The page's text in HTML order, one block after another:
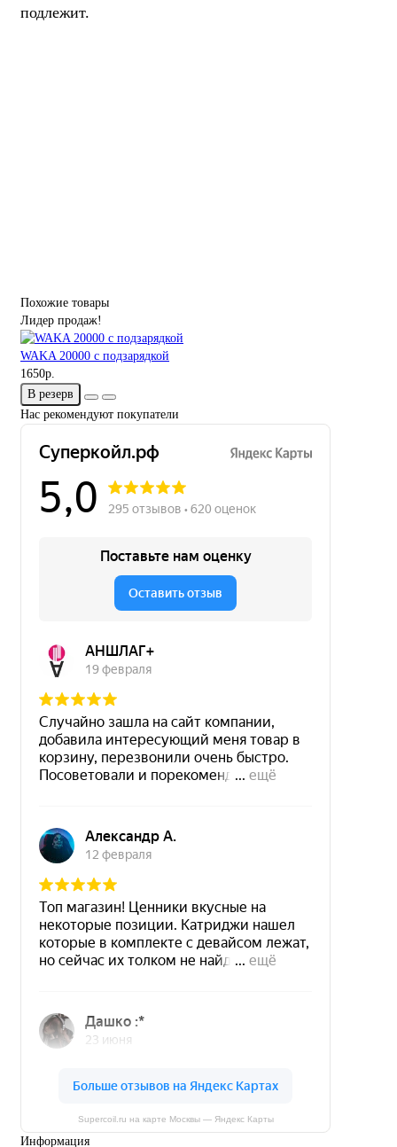
подлежит.
Похожие товары
Лидер продаж!
WAKA 20000 с подзарядкой
1650р.
В резерв
Нас рекомендуют покупатели
Supercoil.ru на карте Москвы — Яндекс Карты
Информация